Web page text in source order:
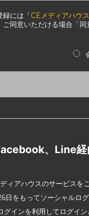
録には「CEメディアハウ
ご同意いただける場合「
、Line
ィアハウスのサービスを
日をもってソーシャルロ
グインを利用してログイ